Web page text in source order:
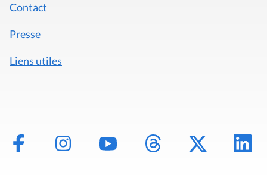
Contact
Presse
Liens utiles